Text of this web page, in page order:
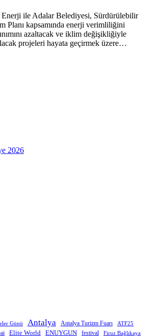
ile Adalar Belediyesi, Sürdürülebilir
Planı kapsamında enerji verimliliğini
azaltacak ve iklim değişikliğiyle
projeleri hayata geçirmek üzere…
Günü Antalya Antalya Turizm Fuarı ATF25
Elite World ENUYGUN festival Firuz Bağlıkaya